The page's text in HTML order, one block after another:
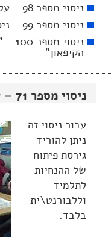
ניסוי מספר 71 – עגבניות בכימיה
עבור ניסוי זה
ניתן להוריד
גירסת פיתוח
של ההנחיות
לתלמיד
וללבורנט\ית
בלבד.
ניסוי מספר 98 – על מסה ונפח של גז II
ניסוי מספר 99 – ניסוי ומזרק
הקיפאון"